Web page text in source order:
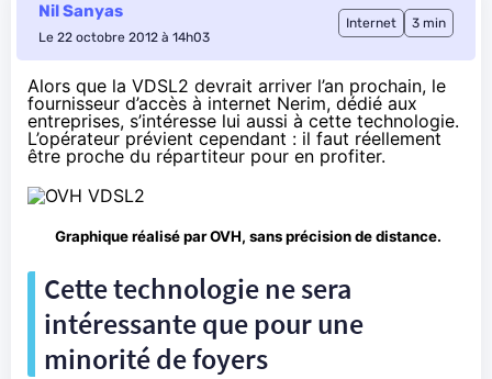
Nil Sanyas
Le 22 octobre 2012 à 14h03
Internet 3 min
Alors que la VDSL2 devrait arriver l’an prochain, le
fournisseur d’accès à internet Nerim, dédié aux
entreprises, s’intéresse lui aussi à cette technologie.
L’opérateur prévient cependant : il faut réellement
être proche du répartiteur pour en profiter.
Graphique réalisé par OVH, sans précision de distance.
Cette technologie ne sera
intéressante que pour une
minorité de foyers